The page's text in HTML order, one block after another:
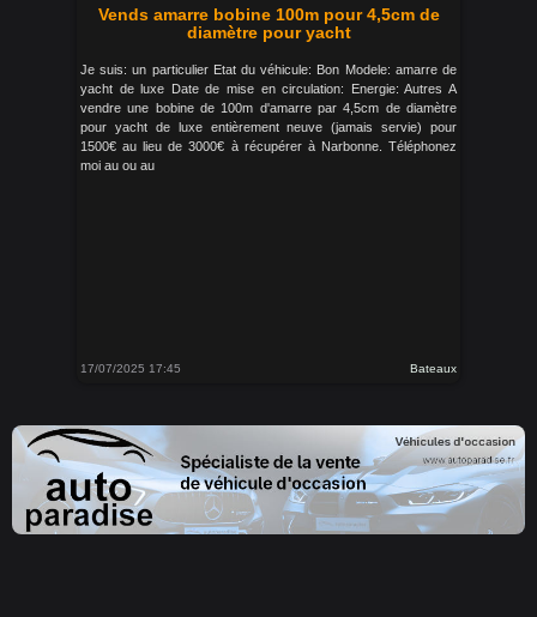
Vends amarre bobine 100m pour 4,5cm de
diamètre pour yacht
Je suis: un particulier Etat du véhicule: Bon Modele: amarre de
yacht de luxe Date de mise en circulation: Energie: Autres A
vendre une bobine de 100m d'amarre par 4,5cm de diamètre
pour yacht de luxe entièrement neuve (jamais servie) pour
1500€ au lieu de 3000€ à récupérer à Narbonne. Téléphonez
moi au ou au
17/07/2025 17:45 Bateaux